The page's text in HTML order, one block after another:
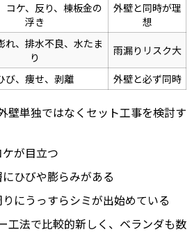
コケ、反り、棟板金の
浮き
外壁と同時が理
想
れ、排水不良、水たま
り
雨漏りリスク大
び、痩せ、剥離 外壁と必ず同時
壁単独ではなくセット工事を検討す
が目立つ
ひびや膨らみがある
にうっすらシミが出始めている
工法で比較的新しく、ベランダも数